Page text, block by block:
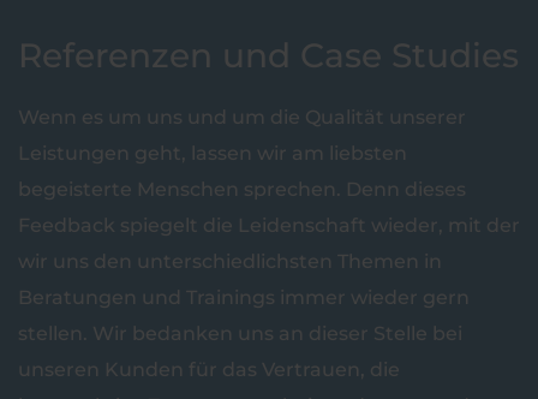
Referenzen und Case Studies
Wenn es um uns und um die Qualität unserer
Leistungen geht, lassen wir am liebsten
begeisterte Menschen sprechen. Denn dieses
Feedback spiegelt die Leidenschaft wieder, mit der
wir uns den unterschiedlichsten Themen in
Beratungen und Trainings immer wieder gern
stellen. Wir bedanken uns an dieser Stelle bei
unseren Kunden für das Vertrauen, die